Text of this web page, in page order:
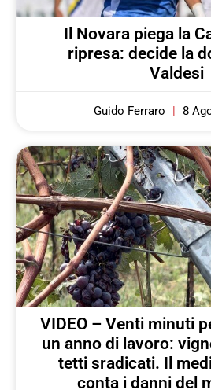
Il Novara piega la
ripresa: decide la
Valdesi
Guido Ferraro 8
VIDEO – Venti minuti
un anno di lavoro:
tetti sradicati. Il
conta i danni del